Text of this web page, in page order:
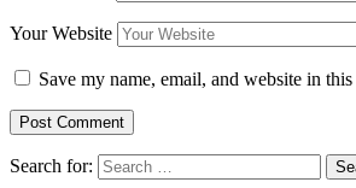
Your Website
Save my name, email, and website in
Search for: